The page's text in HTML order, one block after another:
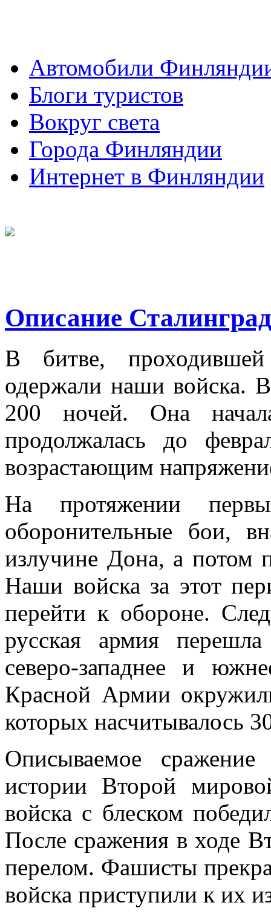
Автомобили
Блоги туристов
Вокруг света
Города Финляндии
Интернет в Финляндии
Описание
В битве,
одержали наши войска.
200 ночей. Она
продолжалась до
возрастающим
На протяжении
оборонительные бои,
излучине Дона, а потом
Наши войска за этот
перейти к обороне.
русская армия
северо-западнее и
Красной Армии
которых насчитывалось
Описываемое
истории Второй
войска с блеском
После сражения в ходе
перелом. Фашисты
войска приступили к их